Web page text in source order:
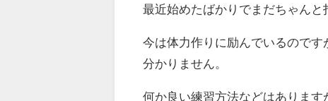
最近始めたばかりでまだちゃんと
今は体力作りに励んでいるので
分かりません。
何か良い練習方法などはあります